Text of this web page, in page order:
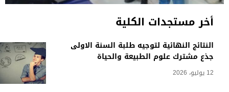
أخر مستجدات الكلية
النتائج النهائية لتوجيه طلبة السنة الاولى
جذع مشترك علوم الطبيعة والحياة
12 يوليو، 2026